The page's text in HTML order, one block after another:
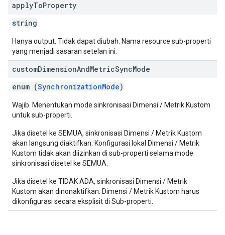
applyToProperty
string
Hanya output. Tidak dapat diubah. Nama resource sub-properti
yang menjadi sasaran setelan ini.
customDimensionAndMetricSyncMode
enum (SynchronizationMode)
Wajib. Menentukan mode sinkronisasi Dimensi / Metrik Kustom
untuk sub-properti.
Jika disetel ke SEMUA, sinkronisasi Dimensi / Metrik Kustom
akan langsung diaktifkan. Konfigurasi lokal Dimensi / Metrik
Kustom tidak akan diizinkan di sub-properti selama mode
sinkronisasi disetel ke SEMUA.
Jika disetel ke TIDAK ADA, sinkronisasi Dimensi / Metrik
Kustom akan dinonaktifkan. Dimensi / Metrik Kustom harus
dikonfigurasi secara eksplisit di Sub-properti.